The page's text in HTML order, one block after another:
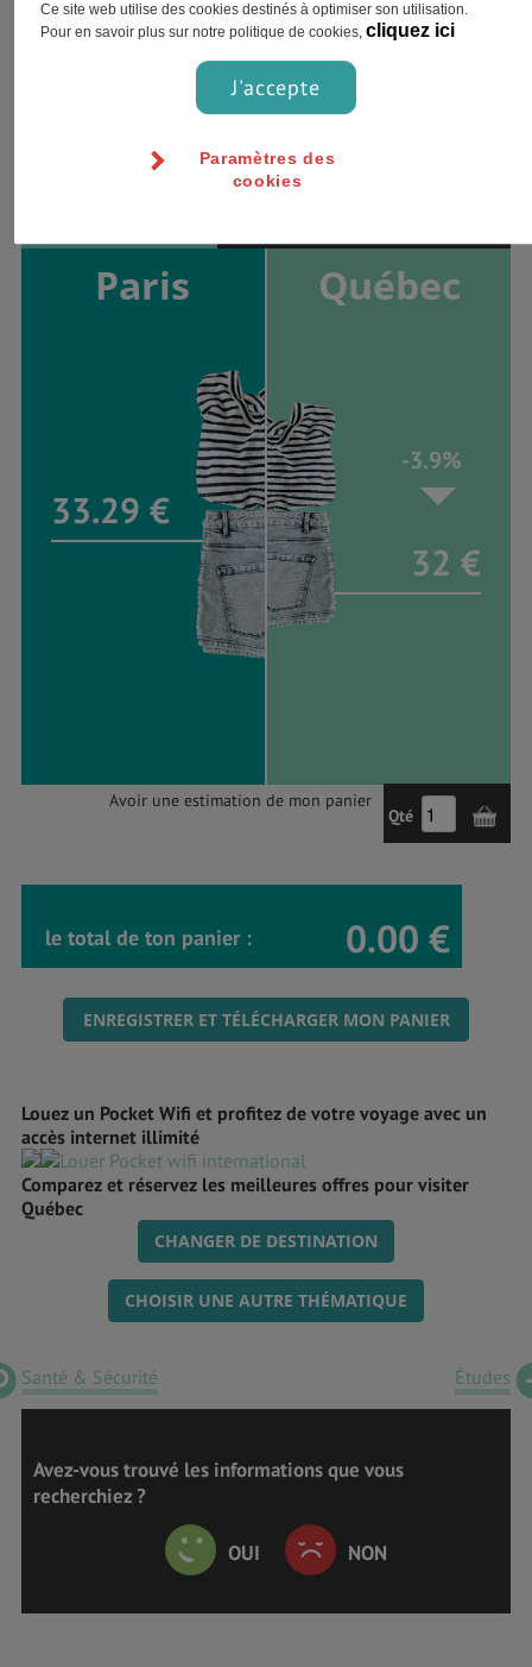
Voici un tableau comparatif pour vous donner une idée
coût de la vie à Québec :
*Données du 29 mars 2019
Paris
33.29 €
Québec
-3.9%
32 €
Avoir une estimation de mon panier
Qté
le total de ton panier : 0.00 €
ENREGISTRER ET TÉLÉCHARGER MON PANIER
Louez un Pocket Wifi et profitez de votre voyage avec un
accès internet illimité
Comparez et réservez les meilleures offres pour visiter
Québec
CHANGER DE DESTINATION
CHOISIR UNE AUTRE THÉMATIQUE
Santé & Sécurité Études
Avez-vous trouvé les informations que vous
recherchiez ?
OUI NON
Ce site web utilise des cookies destinés à optimiser son utilisation.
Pour en savoir plus sur notre politique de cookies, cliquez ici
J'accepte
Paramètres des
cookies